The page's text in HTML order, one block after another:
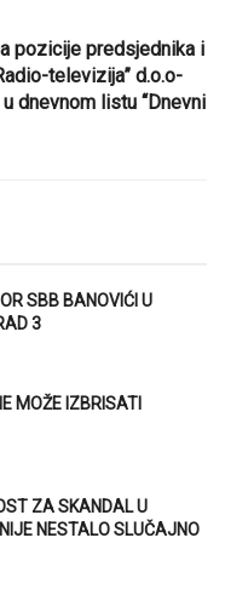
pozicije predsjednika i
televizija” d.o.o-
dnevnom listu “Dnevni
SBB BANOVIĆI U
3
MOŽE IZBRISATI
ZA SKANDAL U
NESTALO SLUČAJNO